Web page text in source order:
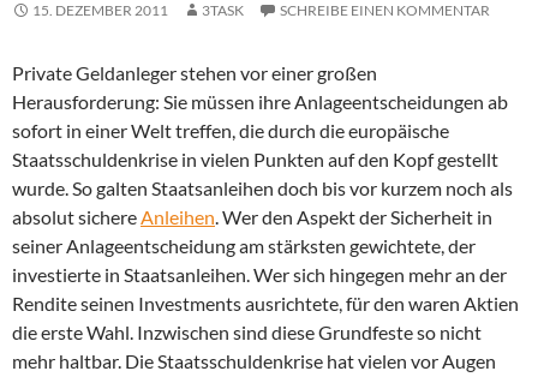
15. DEZEMBER 2011 3TASK SCHREIBE EINEN KOMMENTAR
Private Geldanleger stehen vor einer großen
Herausforderung: Sie müssen ihre Anlageentscheidungen ab
sofort in einer Welt treffen, die durch die europäische
Staatsschuldenkrise in vielen Punkten auf den Kopf gestellt
wurde. So galten Staatsanleihen doch bis vor kurzem noch als
absolut sichereAnleihen.Wer den Aspekt der Sicherheit in
seiner Anlageentscheidung am stärksten gewichtete, der
investierte in Staatsanleihen. Wer sich hingegen mehr an der
Rendite seinen Investments ausrichtete, für den waren Aktien
die erste Wahl. Inzwischen sind diese Grundfeste so nicht
mehr haltbar. Die Staatsschuldenkrise hat vielen vor Augen